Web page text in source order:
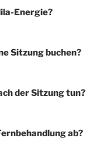
Energie?
Sitzung buchen?
der Sitzung tun?
ab?